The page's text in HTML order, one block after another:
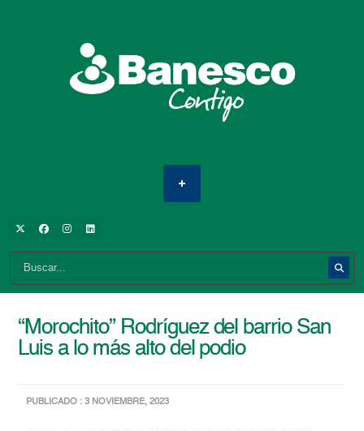
“Morochito” Rodríguez del barrio San
Luis a lo más alto del podio
PUBLICADO : 3 NOVIEMBRE, 2023